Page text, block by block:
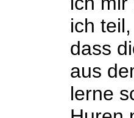
ich
dass
aus
lerne